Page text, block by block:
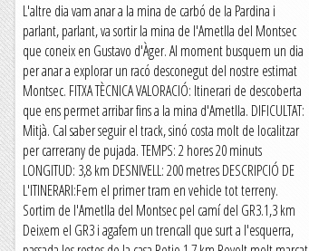
L'altre dia vam anar a la mina de carbó de la Pardina i
parlant, parlant, va sortir la mina de l'Ametlla del Montsec
que coneix en Gustavo d'Àger. Al moment busquem un dia
per anar a explorar un racó desconegut del nostre estimat
Montsec. FITXA TÈCNICA VALORACIÓ: Itinerari de descoberta
que ens permet arribar fins a la mina d'Ametlla. DIFICULTAT:
Mitjà. Cal saber seguir el track, sinó costa molt de localitzar
per carrerany de pujada. TEMPS: 2 hores 20 minuts
LONGITUD: 3,8 km DESNIVELL: 200 metres DESCRIPCIÓ DE
L'ITINERARI:Fem el primer tram en vehicle tot terreny.
Sortim de l'Ametlla del Montsec pel camí del GR3.1,3 km
Deixem el GR3 i agafem un trencall que surt a l'esquerra,